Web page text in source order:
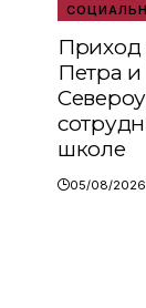
Приход
Петра
школе
05/08/2026